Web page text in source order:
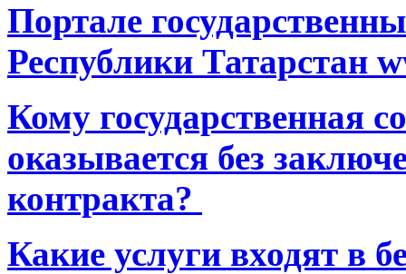
Портале
Республики Татарстан
Кому государственная
оказывается без
контракта?
Какие услуги входят в